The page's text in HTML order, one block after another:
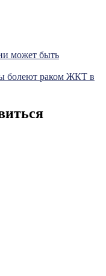
может быть
болеют раком ЖКТ в